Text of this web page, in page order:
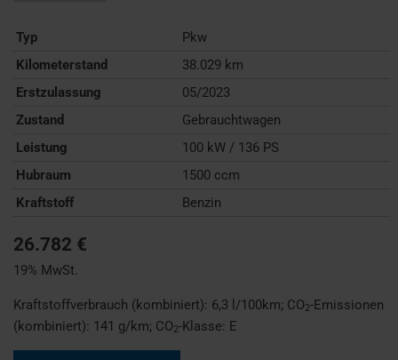
Typ
Pkw
Kilometerstand
38.029 km
Erstzulassung
05/2023
Zustand
Gebrauchtwagen
Leistung
100 kW / 136 PS
Hubraum
1500 ccm
Kraftstoff
Benzin
26.782 €
19% MwSt.
Kraftstoffverbrauch (kombiniert): 6,3 l/100km; CO2-Emissionen
(kombiniert): 141 g/km; CO2-Klasse: E